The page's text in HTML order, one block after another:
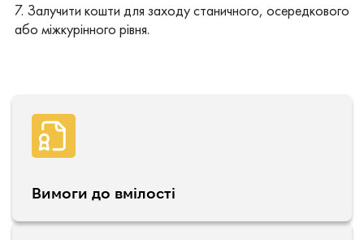
7. Залучити кошти для заходу станичного, осередкового
або міжкурінного рівня.
Вимоги до вмілості